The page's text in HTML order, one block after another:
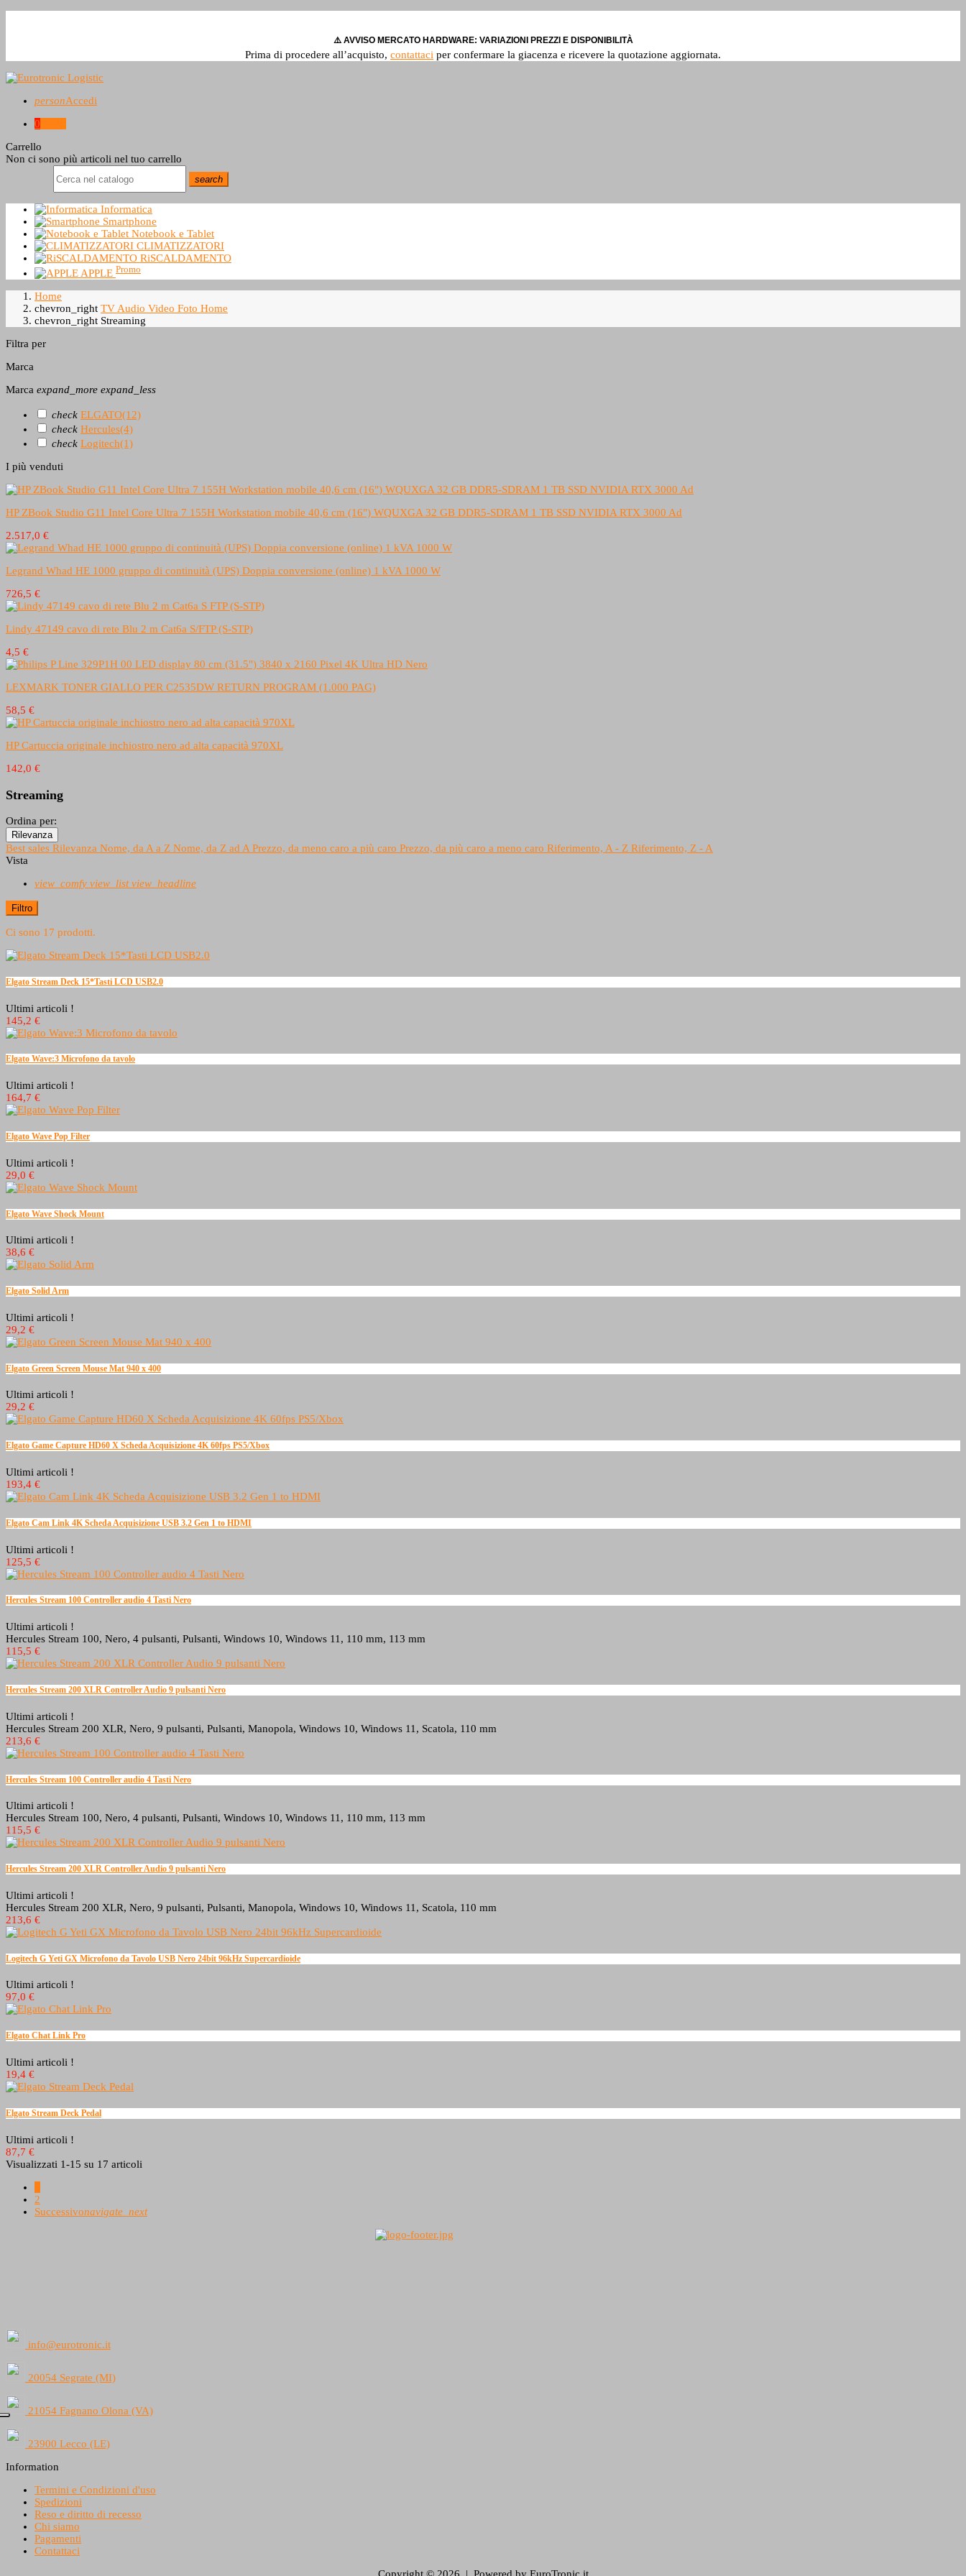
⚠️ AVVISO MERCATO HARDWARE: VARIAZIONI PREZZI E DISPONIBILITÀ
Prima di procedere all’acquisto, contattaci per confermare la giacenza e ricevere la quotazione aggiornata.
personAccedi
0
Carrello
Non ci sono più articoli nel tuo carrello
search
Informatica
Smartphone
Notebook e Tablet
CLIMATIZZATORI
RiSCALDAMENTO
APPLE Promo
Home
chevron_right TV Audio Video Foto Home
chevron_right Streaming
Filtra per
Marca
Marca expand_more expand_less
check ELGATO(12)
check Hercules(4)
check Logitech(1)
I più venduti
HP ZBook Studio G11 Intel Core Ultra 7 155H Workstation mobile 40,6 cm (16") WQUXGA 32 GB DDR5-SDRAM 1 TB SSD NVIDIA RTX 3000 Ad
2.517,0 €
Legrand Whad HE 1000 gruppo di continuità (UPS) Doppia conversione (online) 1 kVA 1000 W
726,5 €
Lindy 47149 cavo di rete Blu 2 m Cat6a S/FTP (S-STP)
4,5 €
LEXMARK TONER GIALLO PER C2535DW RETURN PROGRAM (1.000 PAG)
58,5 €
HP Cartuccia originale inchiostro nero ad alta capacità 970XL
142,0 €
Streaming
Ordina per:
Rilevanza
Best sales Rilevanza Nome, da A a Z Nome, da Z ad A Prezzo, da meno caro a più caro Prezzo, da più caro a meno caro Riferimento, A - Z Riferimento, Z - A
Vista
view_comfy view_list view_headline
Filtro
Ci sono 17 prodotti.
Elgato Stream Deck 15*Tasti LCD USB2.0
Ultimi articoli !
145,2 €
Elgato Wave:3 Microfono da tavolo
Ultimi articoli !
164,7 €
Elgato Wave Pop Filter
Ultimi articoli !
29,0 €
Elgato Wave Shock Mount
Ultimi articoli !
38,6 €
Elgato Solid Arm
Ultimi articoli !
29,2 €
Elgato Green Screen Mouse Mat 940 x 400
Ultimi articoli !
29,2 €
Elgato Game Capture HD60 X Scheda Acquisizione 4K 60fps PS5/Xbox
Ultimi articoli !
193,4 €
Elgato Cam Link 4K Scheda Acquisizione USB 3.2 Gen 1 to HDMI
Ultimi articoli !
125,5 €
Hercules Stream 100 Controller audio 4 Tasti Nero
Ultimi articoli !
Hercules Stream 100, Nero, 4 pulsanti, Pulsanti, Windows 10, Windows 11, 110 mm, 113 mm
115,5 €
Hercules Stream 200 XLR Controller Audio 9 pulsanti Nero
Ultimi articoli !
Hercules Stream 200 XLR, Nero, 9 pulsanti, Pulsanti, Manopola, Windows 10, Windows 11, Scatola, 110 mm
213,6 €
Hercules Stream 100 Controller audio 4 Tasti Nero
Ultimi articoli !
Hercules Stream 100, Nero, 4 pulsanti, Pulsanti, Windows 10, Windows 11, 110 mm, 113 mm
115,5 €
Hercules Stream 200 XLR Controller Audio 9 pulsanti Nero
Ultimi articoli !
Hercules Stream 200 XLR, Nero, 9 pulsanti, Pulsanti, Manopola, Windows 10, Windows 11, Scatola, 110 mm
213,6 €
Logitech G Yeti GX Microfono da Tavolo USB Nero 24bit 96kHz Supercardioide
Ultimi articoli !
97,0 €
Elgato Chat Link Pro
Ultimi articoli !
19,4 €
Elgato Stream Deck Pedal
Ultimi articoli !
87,7 €
Visualizzati 1-15 su 17 articoli
2
Successivonavigate_next
info@eurotronic.it
20054 Segrate (MI)
21054 Fagnano Olona (VA)
23900 Lecco (LE)
Information
Termini e Condizioni d'uso
Spedizioni
Reso e diritto di recesso
Chi siamo
Pagamenti
Contattaci
Copyright © 2026 | Powered by EuroTronic.it